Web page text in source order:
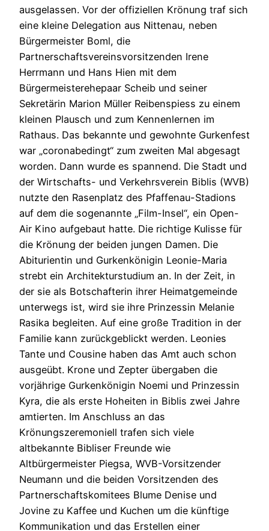
ausgelassen. Vor der offiziellen Krönung traf sich
eine kleine Delegation aus Nittenau, neben
Bürgermeister Boml, die
Partnerschaftsvereinsvorsitzenden Irene
Herrmann und Hans Hien mit dem
Bürgermeisterehepaar Scheib und seiner
Sekretärin Marion Müller Reibenspiess zu einem
kleinen Plausch und zum Kennenlernen im
Rathaus. Das bekannte und gewohnte Gurkenfest
war „coronabedingt“ zum zweiten Mal abgesagt
worden. Dann wurde es spannend. Die Stadt und
der Wirtschafts- und Verkehrsverein Biblis (WVB)
nutzte den Rasenplatz des Pfaffenau-Stadions
auf dem die sogenannte „Film-Insel“, ein Open-
Air Kino aufgebaut hatte. Die richtige Kulisse für
die Krönung der beiden jungen Damen. Die
Abiturientin und Gurkenkönigin Leonie-Maria
strebt ein Architekturstudium an. In der Zeit, in
der sie als Botschafterin ihrer Heimatgemeinde
unterwegs ist, wird sie ihre Prinzessin Melanie
Rasika begleiten. Auf eine große Tradition in der
Familie kann zurückgeblickt werden. Leonies
Tante und Cousine haben das Amt auch schon
ausgeübt. Krone und Zepter übergaben die
vorjährige Gurkenkönigin Noemi und Prinzessin
Kyra, die als erste Hoheiten in Biblis zwei Jahre
amtierten. Im Anschluss an das
Krönungszeremoniell trafen sich viele
altbekannte Bibliser Freunde wie
Altbürgermeister Piegsa, WVB-Vorsitzender
Neumann und die beiden Vorsitzenden des
Partnerschaftskomitees Blume Denise und
Jovine zu Kaffee und Kuchen um die künftige
Kommunikation und das Erstellen einer